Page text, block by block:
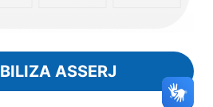
ASSERJ